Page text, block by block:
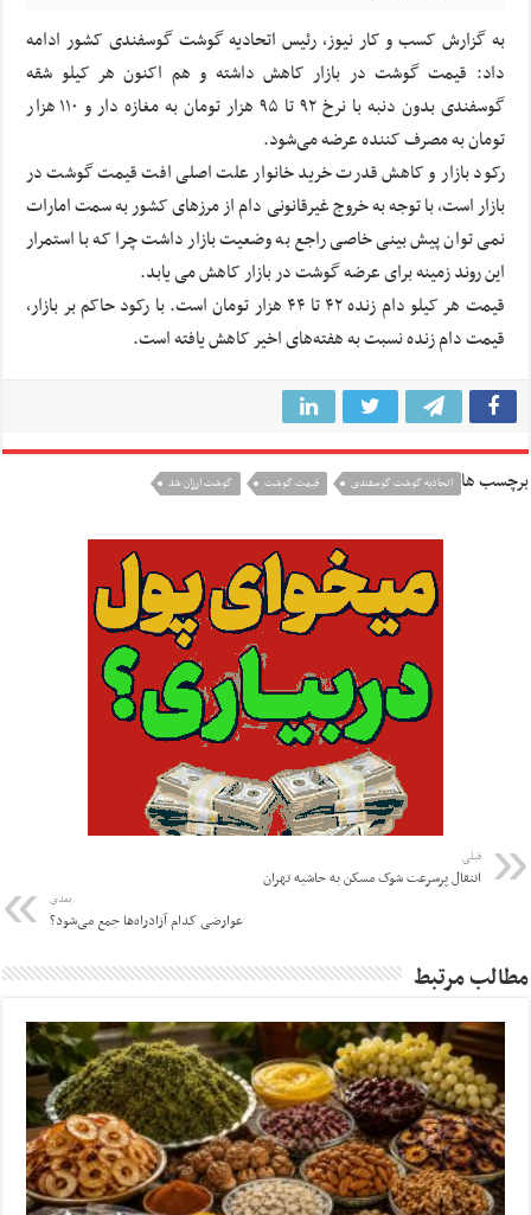
به گزارش کسب و کار نیوز، رئیس اتحادیه گوشت گوسفندی کشور ادامه
داد: قیمت گوشت در بازار کاهش داشته و هم اکنون هر کیلو شقه
گوسفندی بدون دنبه با نرخ ۹۲ تا ۹۵ هزار تومان به مغازه دار و ۱۱۰ هزار
تومان به مصرف کننده عرضه می‌شود.
رکود بازار و کاهش قدرت خرید خانوار علت اصلی افت قیمت گوشت در
بازار است، با توجه به خروج‌ غیرقانونی دام از مرزهای کشور به سمت امارات
نمی توان پیش بینی خاصی راجع به وضعیت بازار داشت چرا که با استمرار
این روند زمینه برای عرضه گوشت در بازار کاهش می یابد.
قیمت هر کیلو دام زنده ۴۲ تا ۴۴ هزار تومان است. با رکود حاکم بر بازار،
قیمت دام زنده نسبت به هفته‌های اخیر کاهش یافته است.
برچسب ها اتحادیه گوشت گوسفندی قیمت گوشت گوشت ارزان شد
قبلی
انتقال پرسرعت شوک مسکن به حاشیه تهران
بعدی
عوارضی‌ کدام آزادراه‌ها جمع‌ می‌شود؟
مطالب مرتبط